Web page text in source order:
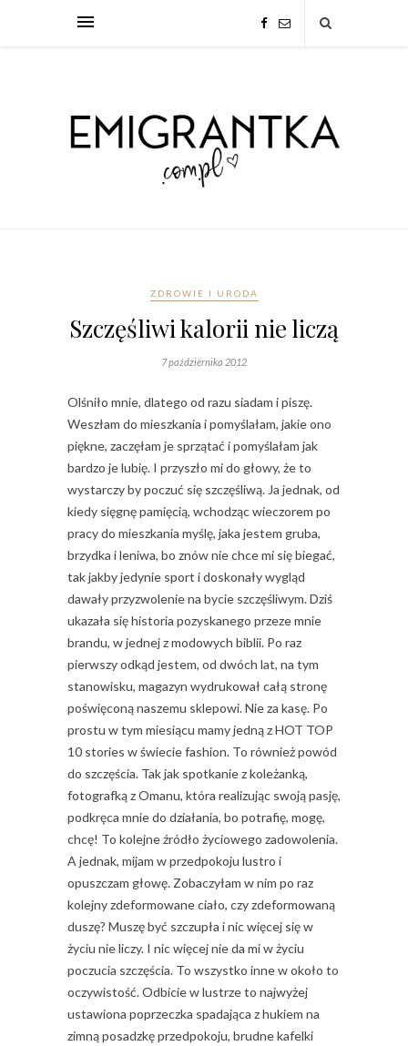
ZDROWIE I URODA
Szczęśliwi kalorii nie liczą
7 października 2012
Olśniło mnie, dlatego od razu siadam i piszę.
Weszłam do mieszkania i pomyślałam, jakie ono
piękne, zaczęłam je sprzątać i pomyślałam jak
bardzo je lubię. I przyszło mi do głowy, że to
wystarczy by poczuć się szczęśliwą. Ja jednak, od
kiedy sięgnę pamięcią, wchodząc wieczorem po
pracy do mieszkania myślę, jaka jestem gruba,
brzydka i leniwa, bo znów nie chce mi się biegać,
tak jakby jedynie sport i doskonały wygląd
dawały przyzwolenie na bycie szczęśliwym. Dziś
ukazała się historia pozyskanego przeze mnie
brandu, w jednej z modowych biblii. Po raz
pierwszy odkąd jestem, od dwóch lat, na tym
stanowisku, magazyn wydrukował całą stronę
poświęconą naszemu sklepowi. Nie za kasę. Po
prostu w tym miesiącu mamy jedną z HOT TOP
10 stories w świecie fashion. To również powód
do szczęścia. Tak jak spotkanie z koleżanką,
fotografką z Omanu, która realizując swoją pasję,
podkręca mnie do działania, bo potrafię, mogę,
chcę! To kolejne źródło życiowego zadowolenia.
A jednak, mijam w przedpokoju lustro i
opuszczam głowę. Zobaczyłam w nim po raz
kolejny zdeformowane ciało, czy zdeformowaną
duszę? Muszę być szczupła i nic więcej się w
życiu nie liczy. I nic więcej nie da mi w życiu
poczucia szczęścia. To wszystko inne w około to
oczywistość. Odbicie w lustrze to najwyżej
ustawiona poprzeczka spadająca z hukiem na
zimną posadzkę przedpokoju, brudne kafelki